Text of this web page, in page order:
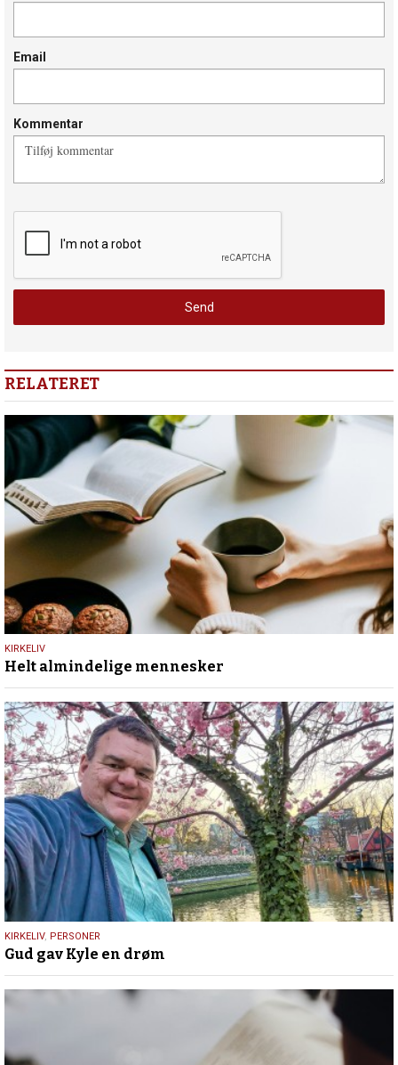
Email
Kommentar
RELATERET
9.
juli
2026
KIRKELIV
Helt almindelige mennesker
9.
juli
2026
KIRKELIV, PERSONER
Gud gav Kyle en drøm